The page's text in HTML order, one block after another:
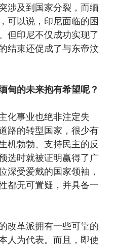
涉及到国家分裂，而缅
可以说，印尼面临的困
但印尼不仅成功实现了
结束还促成了与东帝汶
甸的未来抱有希望呢？
化事业也绝非注定失
路的转型国家，很少有
机勃勃、支持民主的反
选时就被证明赢得了广
深受爱戴的国家领袖，
都无可置疑，并具备一
改革派拥有一些可靠的
人为代表。而且，即使